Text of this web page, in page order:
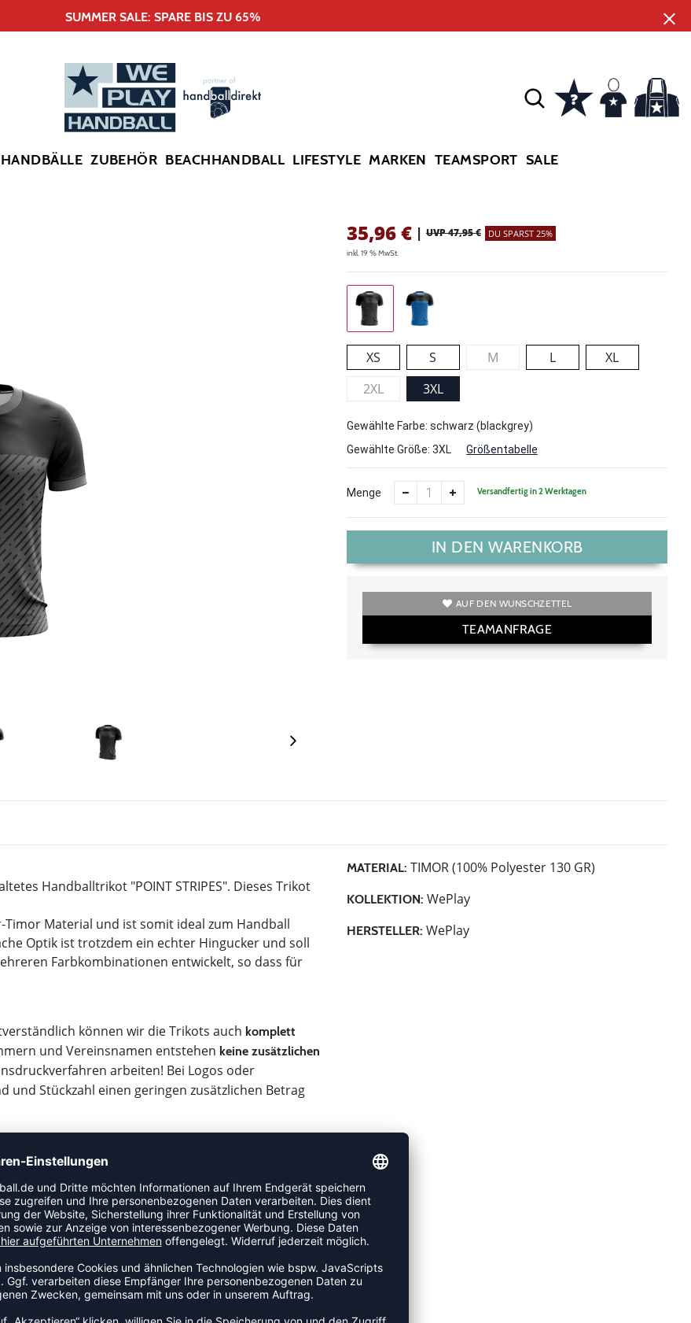
SUMMER SALE: SPARE BIS ZU 65%
HANDBÄLLE ZUBEHÖR BEACHHANDBALL LIFESTYLE MARKEN TEAMSPORT SALE
35,96€ | UVP 47,95 € DU SPARST 25%
inkl. 19 % MwSt.
XS S M L
XL
2XL
3XL
Gewählte Farbe: schwarz (blackgrey)
Gewählte Größe: 3XL Größentabelle
Menge Versandfertig in 2 Werktagen
IN DEN WARENKORB
AUF DEN WUNSCHZETTEL
TEAMANFRAGE
Handballtrikot "POINT STRIPES". Dieses Trikot
Timor Material und ist somit ideal zum Handball
Optik ist trotzdem ein echter Hingucker und soll
Farbkombinationen entwickelt, so dass für
können wir die Trikots auch komplett
und Vereinsnamen entstehen keine zusätzlichen
arbeiten! Bei Logos oder
und Stückzahl einen geringen zusätzlichen Betrag
unterteam@weplayhandball.de
oder stellt eure Anfrage über unser
uns auf eure Bestellungen, sowie natürlich gerne
MATERIAL: TIMOR (100% Polyester 130 GR)
KOLLEKTION: WePlay
HERSTELLER: WePlay